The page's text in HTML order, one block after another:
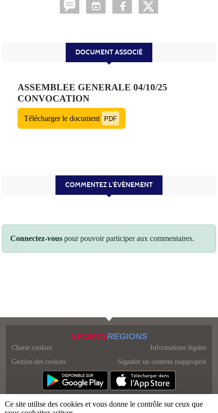
DOCUMENT ASSOCIÉ
ASSEMBLEE GENERALE 04/10/25
CONVOCATION
Télécharger le document PDF
COMMENTEZ L’ÉVÈNEMENT
Connectez-vous pour pouvoir participer aux commentaires.
SPORTSREGIONS
Charte cookies
Gestion des cookies
Informations légales
Signaler un contenu inapproprié
Ce site utilise des cookies et vous donne le contrôle sur ceux que